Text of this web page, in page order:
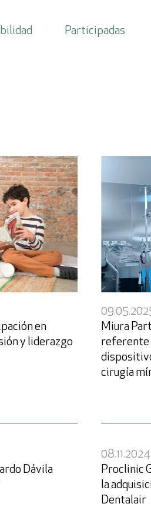
Participadas
en
y liderazgo
Miura
referente
cirugía
Dávila
08.11.2024
Proclinic
la
Dentalair